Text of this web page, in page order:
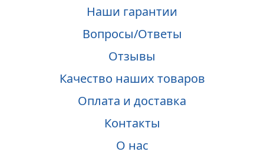
Наши гарантии
Вопросы/Ответы
Отзывы
Качество наших товаров
Оплата и доставка
Контакты
О нас